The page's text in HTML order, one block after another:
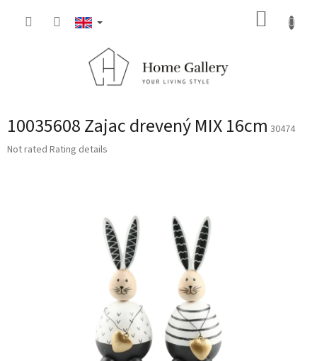
10035608 Zajac drevený MIX 16cm 30474
The
Not rated Rating details